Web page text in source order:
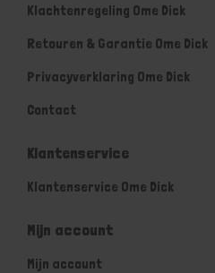
Klachtenregeling Ome Dick
Retouren & Garantie Ome Dick
Privacyverklaring Ome Dick
Contact
Klantenservice
Klantenservice Ome Dick
Mijn account
Mijn account